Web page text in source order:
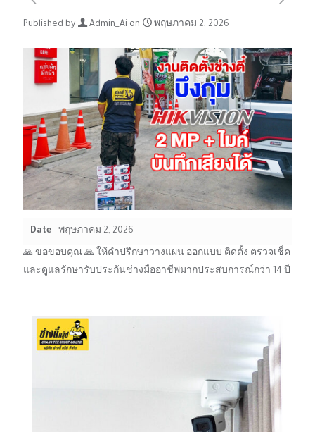
Published by Admin_Ai on พฤษภาคม 2, 2026
Date พฤษภาคม 2, 2026
🙏 ขอขอบคุณ 🙏 ให้คำปรึกษาวางแผน ออกแบบ ติดตั้ง ตรวจเช็ค
และดูแลรักษารับประกันช่างมืออาชีพมากประสบการณ์กว่า 14 ปี